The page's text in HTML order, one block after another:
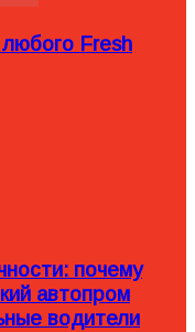
Fresh
почему
автопром
водители